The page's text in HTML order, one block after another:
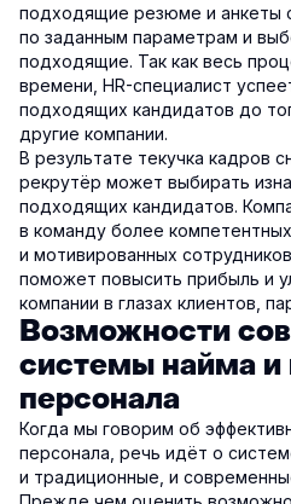
подходящие резюме и анкеты
по заданным параметрам и
подходящие. Так как весь
времени, HR-специалист
подходящих кандидатов до
другие компании.
В результате текучка кадров
рекрутёр может выбирать
подходящих кандидатов.
в команду более
и мотивированных
поможет повысить прибыль и
компании в глазах клиентов,
Возможности
системы найма и
персонала
Когда мы говорим об
персонала, речь идёт о
и традиционные, и